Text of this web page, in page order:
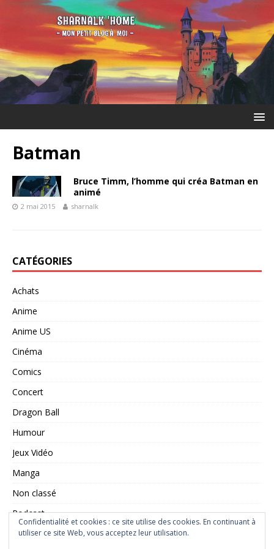
Batman
Bruce Timm, l’homme qui créa Batman en
animé
2 mai 2015 sharnalk
CATÉGORIES
Achats
Anime
Anime US
Cinéma
Comics
Concert
Dragon Ball
Humour
Jeux Vidéo
Manga
Non classé
Podcast
Saint Seiya
Confidentialité et cookies : ce site utilise des cookies. En continuant à
utiliser ce site Web, vous acceptez leur utilisation.